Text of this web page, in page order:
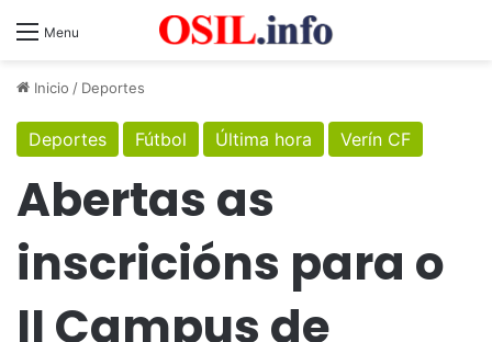
Menu
Inicio / Deportes
Deportes Fútbol Última hora Verín CF
Abertas as
inscricións para o
II Campus de